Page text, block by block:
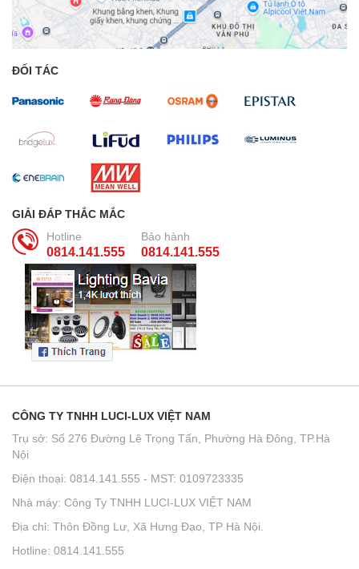
ĐỐI TÁC
GIẢI ĐÁP THẮC MẮC
Hotline
0814.141.555
Bảo hành
0814.141.555
CÔNG TY TNHH LUCI-LUX VIỆT NAM
Trụ sở: Số 276 Đường Lê Trọng Tấn, Phường Hà Đông, TP.Hà
Nội
Điện thoại: 0814.141.555 - MST: 0109723335
Nhà máy: Công Ty TNHH LUCI-LUX VIỆT NAM
Địa chỉ: Thôn Đồng Lư, Xã Hưng Đạo, TP Hà Nội.
Hotline: 0814.141.555